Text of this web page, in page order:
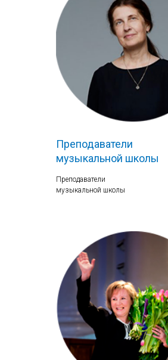
Преподаватели
музыкальной школы
Преподаватели
музыкальной школы